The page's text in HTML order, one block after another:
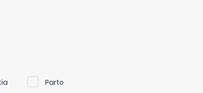
Parto